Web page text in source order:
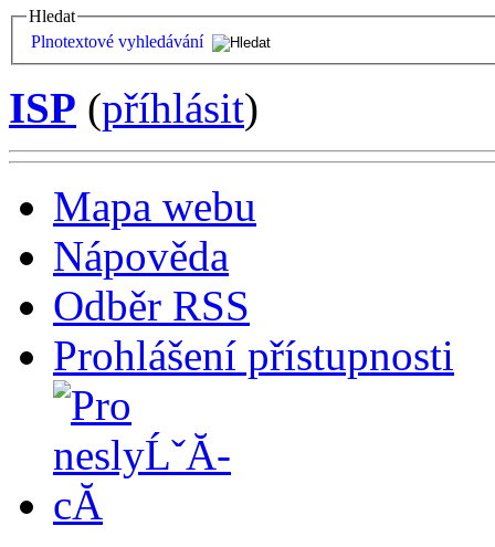
Hledat
Plnotextové vyhledávání
ISP (příhlásit)
Mapa webu
Nápověda
Odběr RSS
Prohlášení přístupnosti